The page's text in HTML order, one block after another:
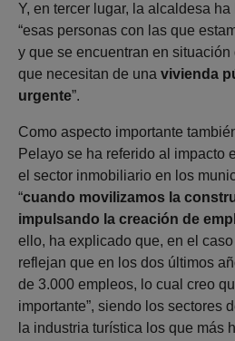
Y, en tercer lugar, la alcaldesa
“esas personas con las que
y que se encuentran en
que necesitan de una vivienda
urgente”.
Como aspecto importante
Pelayo se ha referido al impacto
el sector inmobiliario en los
“cuando movilizamos la
impulsando la creación de
ello, ha explicado que, en el
reflejan que en los dos últimos
de 3.000 empleos, lo cual creo
importante”, siendo los sectores
la industria turística los que más